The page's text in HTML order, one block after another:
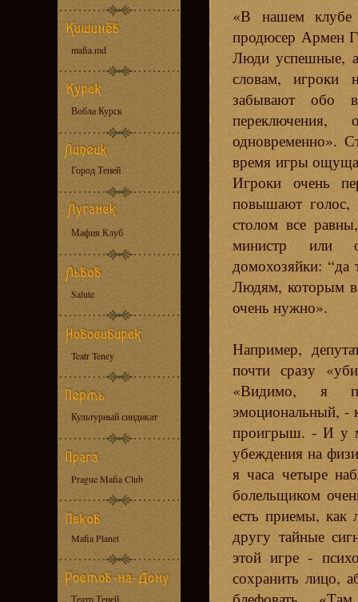
mafia.md
Вобла Курск
Город Теней
Мафия Клуб
Salute
Teatr Teney
Культурный синдикат
Prague Mafia Club
Mafia Planet
Театр Теней
«В нашем клубе
продюсер Армен
Люди успешные,
словам, игроки
забывают обо
одновременно».
время игры
Игроки очень
повышают голос,
столом все
министр или
домохозяйки:
Людям, которым
очень нужно».
Например,
почти сразу
«Видимо, я
эмоциональный, -
проигрыш. - И у
убеждения на
я часа четыре
болельщиком
есть приемы,
другу тайные
этой игре -
сохранить лицо,